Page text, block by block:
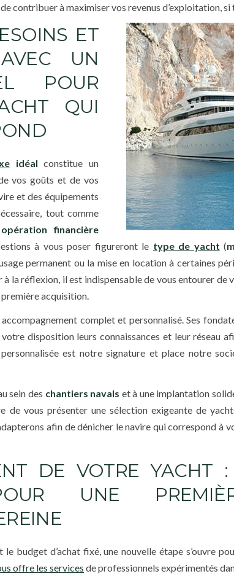
de contribuer à maximiser vos revenus d’exploitation,
ET
UN
POUR
QUI
idéalconstitue un
vos goûts et de vos
et des équipements
tout comme
opération financière
à vous poser figureront le type de yacht (
permanent ou la mise en location à certaines
à la réflexion, il est indispensable de vous entourer de
acquisition.
accompagnement complet et personnalisé. Ses
disposition leurs connaissances et leur réseau
est notre signature et place notre
sein des chantiers navals et à une implantation
de vous présenter une sélection exigeante de
afin de dénicher le navire qui correspond à
DE VOTRE YACHT
UNE
budget d’achat fixé, une nouvelle étape s’ouvre
offre les services de professionnels expérimentés